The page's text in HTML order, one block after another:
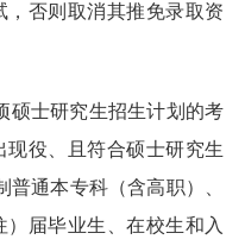
否则取消其推免录取资
硕士研究生招生计划的考
役、且符合硕士研究生
通本专科（含高职）、
届毕业生、在校生和入